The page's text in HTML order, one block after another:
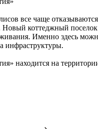
все чаще
Новый коттеджный
Именно здесь
инфраструктуры.
находится на